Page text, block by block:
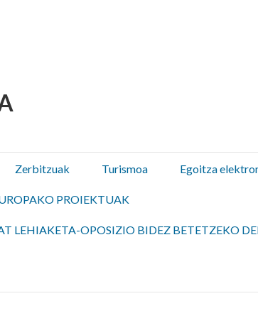
Zerbitzuak Turismoa Egoitza
PROIEKTUAK
LEHIAKETA-OPOSIZIO BIDEZ BETETZEKO